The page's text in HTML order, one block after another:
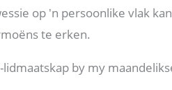
op 'n persoonlike vlak
te erken.
by my